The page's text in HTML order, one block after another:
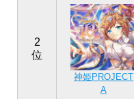
2
位
神姫PROJECT
A